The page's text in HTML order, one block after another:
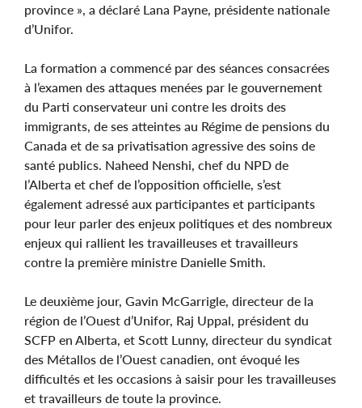
province », a déclaré Lana Payne, présidente nationale
d’Unifor.
La formation a commencé par des séances consacrées
à l’examen des attaques menées par le gouvernement
du Parti conservateur uni contre les droits des
immigrants, de ses atteintes au Régime de pensions du
Canada et de sa privatisation agressive des soins de
santé publics. Naheed Nenshi, chef du NPD de
l’Alberta et chef de l’opposition officielle, s’est
également adressé aux participantes et participants
pour leur parler des enjeux politiques et des nombreux
enjeux qui rallient les travailleuses et travailleurs
contre la première ministre Danielle Smith.
Le deuxième jour, Gavin McGarrigle, directeur de la
région de l’Ouest d’Unifor, Raj Uppal, président du
SCFP en Alberta, et Scott Lunny, directeur du syndicat
des Métallos de l’Ouest canadien, ont évoqué les
difficultés et les occasions à saisir pour les travailleuses
et travailleurs de toute la province.